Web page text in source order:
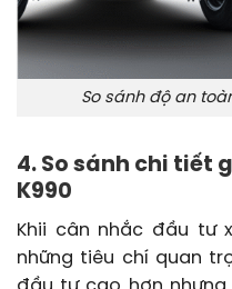
So sánh độ an
4. So sánh chi tiết
K990
Khii cân nhắc đầu tư
những tiêu chí quan